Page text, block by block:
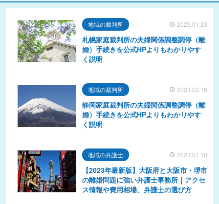
地域の裁判所 2023.01.23
札幌家庭裁判所の夫婦関係調整調停（離
婚）手続きを公式HPよりもわかりやす
く説明
地域の裁判所 2023.02.16
静岡家庭裁判所の夫婦関係調整調停（離
婚）手続きを公式HPよりもわかりやす
く説明
地域の弁護士 2023.01.30
【2023年最新版】大阪府と大阪市・堺市
の離婚問題に強い弁護士事務所｜アクセ
ス情報や費用相場、弁護士の選び方